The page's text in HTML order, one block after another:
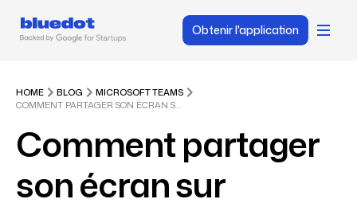
Obtenir l'application
HOME BLOG
MICROSOFT TEAMS
COMMENT PARTAGER SON ÉCRAN SUR TEAMS
Comment partager
son écran sur